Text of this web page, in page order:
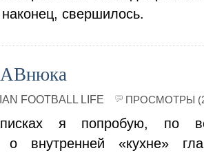
наконец, свершилось.
FOOTBALL LIFE ПРОСМОТРЫ
я попробую, по
о внутренней «кухне»